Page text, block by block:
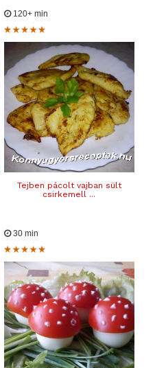
120+ min
Tejben pácolt vajban sült
csirkemell ...
30 min